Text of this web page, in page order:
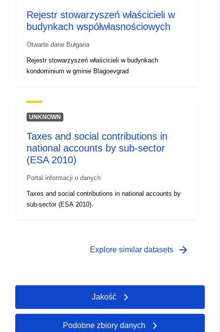
Rejestr stowarzyszeń właścicieli w
budynkach współwłasnościowych
Otwarte dane Bułgaria
Rejestr stowarzyszeń właścicieli w budynkach
kondominium w gminie Blagoevgrad
UNKNOWN
Taxes and social contributions in
national accounts by sub-sector
(ESA 2010)
Portal informacji o danych
Taxes and social contributions in national accounts by
sub-sector (ESA 2010).
Explore similar datasets arrow_forward
Jakość
Podobne zbiory danych